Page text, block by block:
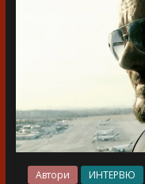
Автори ИНТЕРВЮ